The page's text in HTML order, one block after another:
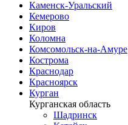
Каменск-Уральский
Кемерово
Киров
Коломна
Комсомольск-на-Амуре
Кострома
Краснодар
Красноярск
Курган
Курганская область
Шадринск